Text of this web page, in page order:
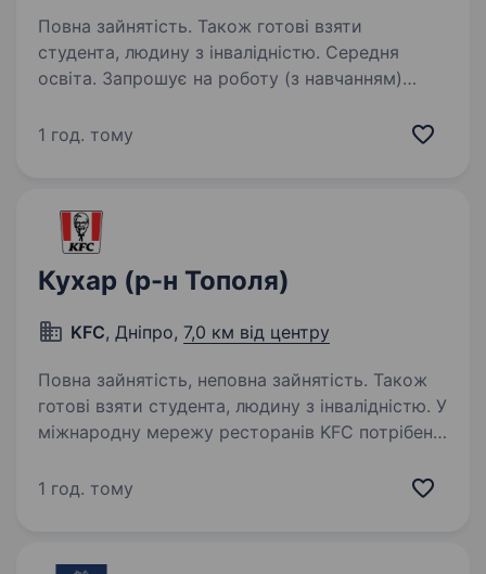
Повна зайнятість. Також готові взяти
студента, людину з інвалідністю. Середня
освіта. Запрошує на роботу (з навчанням)
з виробництва хлібобулочних виробів «Бімбо
мереж супермаркетів «АТБ»,…
1 год. тому
Кухар (р-н Тополя)
KFC, Дніпро, 7,0 км від центру
Повна зайнятість, неповна зайнятість. Також
готові взяти студента, людину з інвалідністю. У
міжнародну мережу ресторанів KFC потрібен
кухні) Вимоги: Досвід не важливий,
Прийом…
1 год. тому